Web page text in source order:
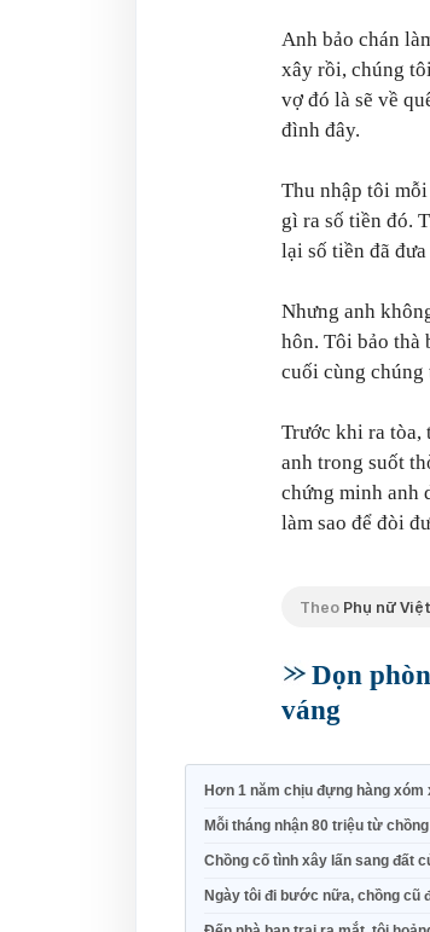
Anh bảo chán
xây rồi, chúng
vợ đó là sẽ về
đình đây.
Thu nhập tôi
gì ra số tiền đó.
lại số tiền đã đưa
Nhưng anh
hôn. Tôi bảo thà
cuối cùng chúng
Trước khi ra tòa,
anh trong suốt
chứng minh anh
làm sao để đòi
Theo Phụ nữ
Dọn
váng
Hơn 1 năm chịu đựng hàng
Mỗi tháng nhận 80 triệu từ
Chồng cố tình xây lấn sang đất
Ngày tôi đi bước nữa, chồng cũ